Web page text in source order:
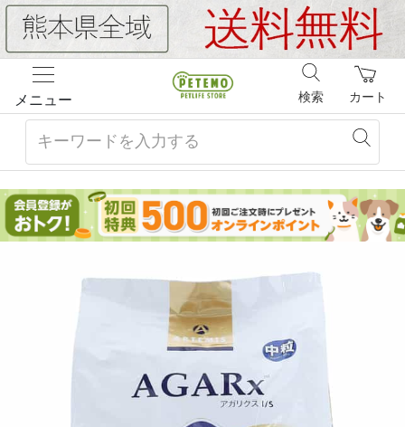
メニュー カート
検索